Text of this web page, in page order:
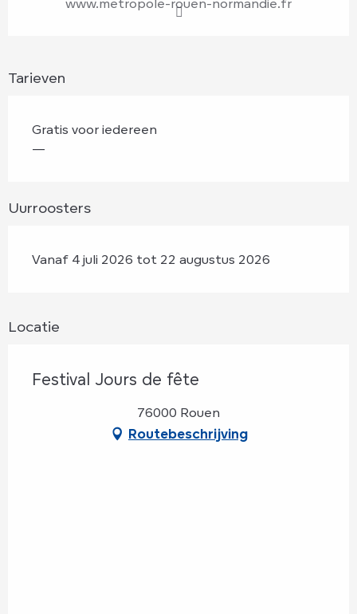
Tarieven
Gratis voor iedereen
—
Uurroosters
Vanaf 4 juli 2026 tot 22 augustus 2026
Locatie
Festival Jours de fête
76000 Rouen
Routebeschrijving